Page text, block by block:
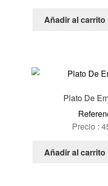
Añadir al carrito
Plato De
Precio :
Añadir al carrito